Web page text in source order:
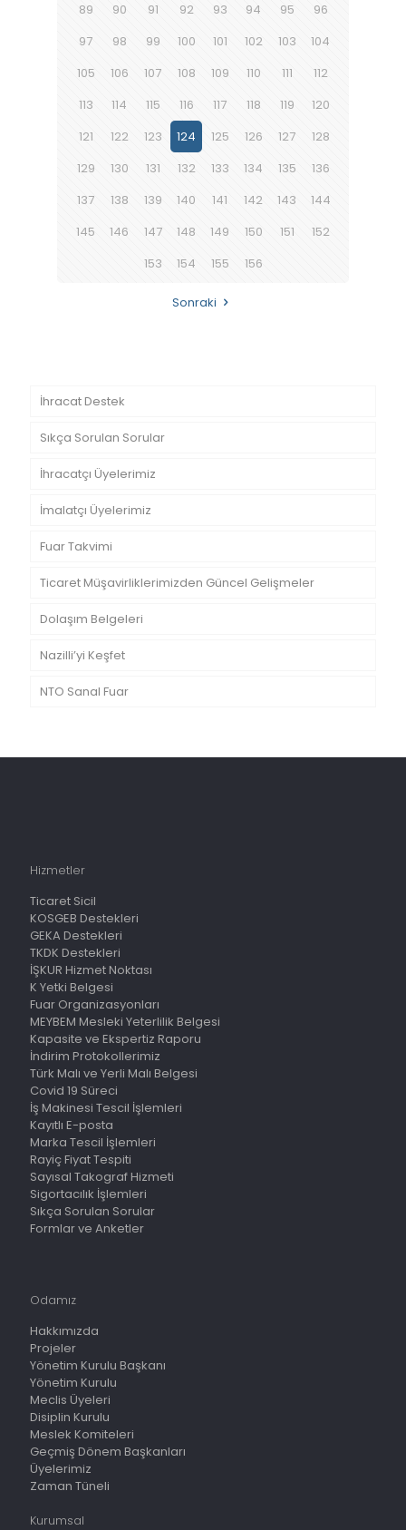
89 90 91 92 93 94 95
96
97
98 99 100 101 102 103
104
105
106 107 108 109 110 111
112
113
114 115 116 117 118 119
120
121
122 123 124 125 126 127
128
129
130 131 132 133 134 135
136
137
138 139 140 141 142 143
144
145
146 147 148 149 150 151
152
153
154 155 156
Sonraki
İhracat Destek
Sıkça Sorulan Sorular
İhracatçı Üyelerimiz
İmalatçı Üyelerimiz
Fuar Takvimi
Ticaret Müşavirliklerimizden Güncel Gelişmeler
Dolaşım Belgeleri
Nazilli’yi Keşfet
NTO Sanal Fuar
Hizmetler
Ticaret Sicil
KOSGEB Destekleri
GEKA Destekleri
TKDK Destekleri
İŞKUR Hizmet Noktası
K Yetki Belgesi
Fuar Organizasyonları
MEYBEM Mesleki Yeterlilik Belgesi
Kapasite ve Ekspertiz Raporu
İndirim Protokollerimiz
Türk Malı ve Yerli Malı Belgesi
Covid 19 Süreci
İş Makinesi Tescil İşlemleri
Kayıtlı E-posta
Marka Tescil İşlemleri
Rayiç Fiyat Tespiti
Sayısal Takograf Hizmeti
Sigortacılık İşlemleri
Sıkça Sorulan Sorular
Formlar ve Anketler
Odamız
Hakkımızda
Projeler
Yönetim Kurulu Başkanı
Yönetim Kurulu
Meclis Üyeleri
Disiplin Kurulu
Meslek Komiteleri
Geçmiş Dönem Başkanları
Üyelerimiz
Zaman Tüneli
Kurumsal